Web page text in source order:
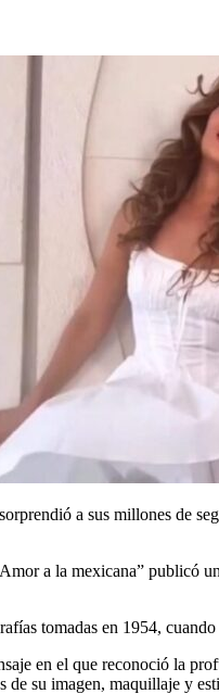
a sus millones de
a la mexicana” publicó
tomadas en 1954,
en el que reconoció la
de su imagen, maquillaje y